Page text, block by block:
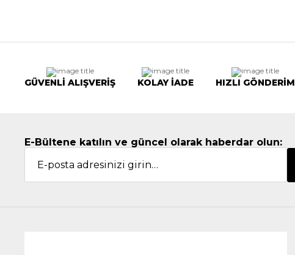
GÜVENLİ ALIŞVERİŞ KOLAY İADE HIZLI GÖNDERİM
E-Bültene katılın ve güncel olarak haberdar olun: